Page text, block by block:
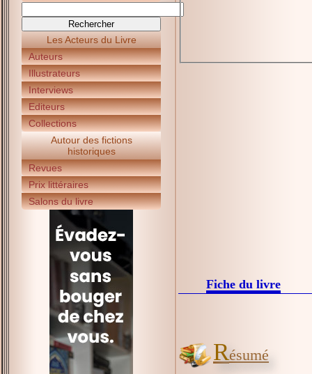
Les Acteurs du Livre
Auteurs
Illustrateurs
Interviews
Editeurs
Collections
Autour des fictions
historiques
Revues
Prix littéraires
Salons du livre
Fiche du livre
Résumé